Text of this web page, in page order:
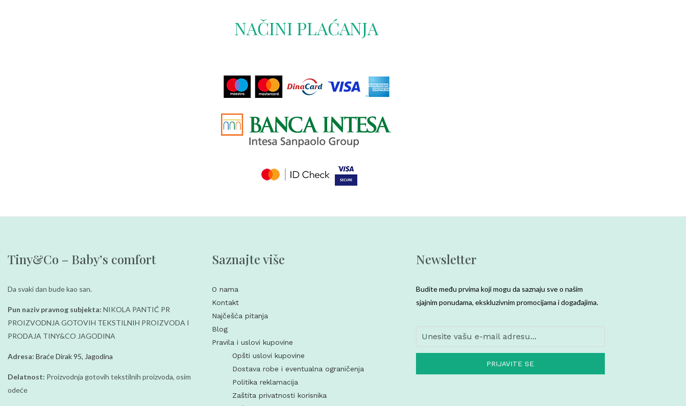
NAČINI PLAĆANJA
Tiny&Co – Baby’s comfort
Da svaki dan bude kao san.
Pun naziv pravnog subjekta: NIKOLA PANTIĆ PR
PROIZVODNJA GOTOVIH TEKSTILNIH PROIZVODA I
PRODAJA TINY&CO JAGODINA
Adresa: Braće Dirak 95, Jagodina
Delatnost: Proizvodnja gotovih tekstilnih proizvoda, osim
odeće
Saznajte više
O nama
Kontakt
Najčešća pitanja
Blog
Pravila i uslovi kupovine
Opšti uslovi kupovine
Dostava robe i eventualna ograničenja
Politika reklamacija
Zaštita privatnosti korisnika
Newsletter
Budite među prvima koji mogu da saznaju sve o našim
sjajnim ponudama, ekskluzivnim promocijama i događajima.
PRIJAVITE SE